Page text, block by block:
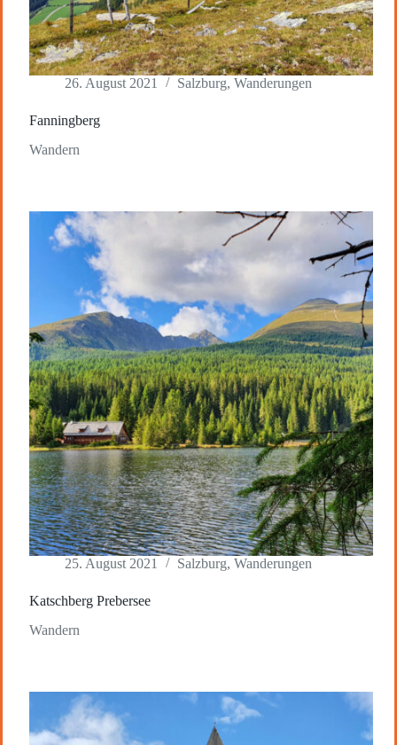
26. August 2021 Salzburg, Wanderungen
Fanningberg
Wandern
25. August 2021 Salzburg, Wanderungen
Katschberg Prebersee
Wandern